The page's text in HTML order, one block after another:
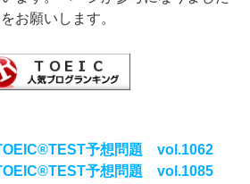
お願いします。
予想問題 vol.1062
予想問題 vol.1085